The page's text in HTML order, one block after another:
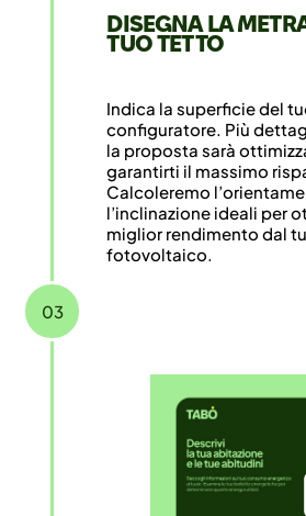
DISEGNA LA
TUO TETTO
Indica la superficie del
configuratore. Più
la proposta sarà
garantirti il massimo
Calcoleremo
l’inclinazione ideali per
miglior rendimento dal
fotovoltaico.
03